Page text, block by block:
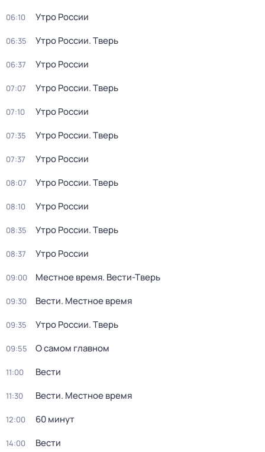
06:10 Утро России
06:35 Утро России. Тверь
06:37 Утро России
07:07 Утро России. Тверь
07:10 Утро России
07:35 Утро России. Тверь
07:37 Утро России
08:07 Утро России. Тверь
08:10 Утро России
08:35 Утро России. Тверь
08:37 Утро России
09:00 Местное время. Вести-Тверь
09:30 Вести. Местное время
09:35 Утро России. Тверь
09:55 О самом главном
11:00 Вести
11:30 Вести. Местное время
12:00 60 минут
14:00 Вести